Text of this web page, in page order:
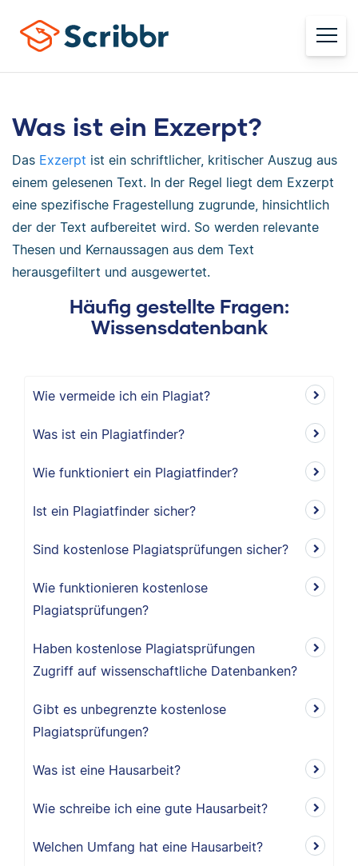
Was ist ein Exzerpt?
Das Exzerpt ist ein schriftlicher, kritischer Auszug aus
einem gelesenen Text. In der Regel liegt dem Exzerpt
eine spezifische Fragestellung zugrunde, hinsichtlich
der der Text aufbereitet wird. So werden relevante
Thesen und Kernaussagen aus dem Text
herausgefiltert und ausgewertet.
Häufig gestellte Fragen:
Wissensdatenbank
Wie vermeide ich ein Plagiat?
Was ist ein Plagiatfinder?
Wie funktioniert ein Plagiatfinder?
Ist ein Plagiatfinder sicher?
Sind kostenlose Plagiatsprüfungen sicher?
Wie funktionieren kostenlose
Plagiatsprüfungen?
Haben kostenlose Plagiatsprüfungen
Zugriff auf wissenschaftliche Datenbanken?
Gibt es unbegrenzte kostenlose
Plagiatsprüfungen?
Was ist eine Hausarbeit?
Wie schreibe ich eine gute Hausarbeit?
Welchen Umfang hat eine Hausarbeit?